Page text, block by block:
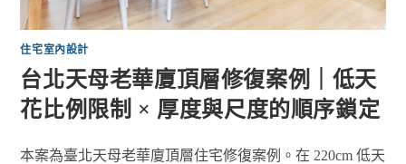
住宅室內設計
台北天母老華廈頂層修復案例｜低天
花比例限制 × 厚度與尺度的順序鎖定
本案為臺北天母老華廈頂層住宅修復案例。在 220cm 低天